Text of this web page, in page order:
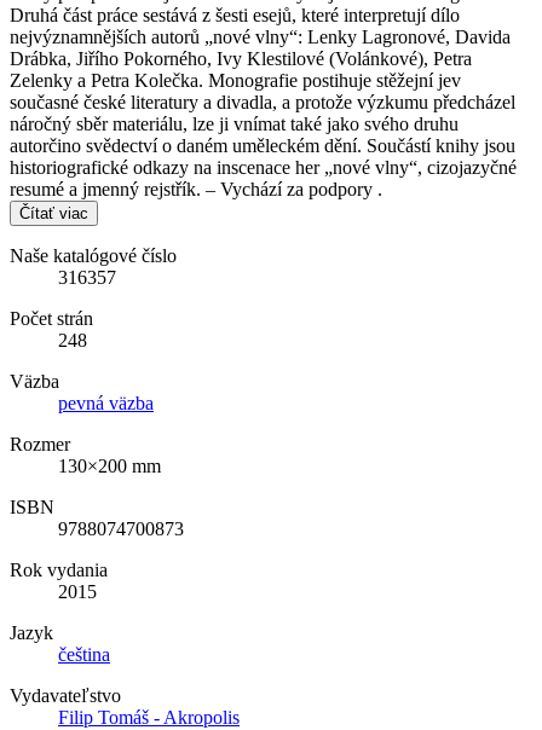
Druhá část práce sestává z šesti esejů, které interpretují dílo
nejvýznamnějších autorů „nové vlny“: Lenky Lagronové, Davida
Drábka, Jiřího Pokorného, Ivy Klestilové (Volánkové), Petra
Zelenky a Petra Kolečka. Monografie postihuje stěžejní jev
současné české literatury a divadla, a protože výzkumu předcházel
náročný sběr materiálu, lze ji vnímat také jako svého druhu
autorčino svědectví o daném uměleckém dění. Součástí knihy jsou
historiografické odkazy na inscenace her „nové vlny“, cizojazyčné
resumé a jmenný rejstřík. – Vychází za podpory .
Čítať viac
Naše katalógové číslo
316357
Počet strán
248
Väzba
pevná väzba
Rozmer
130×200 mm
ISBN
9788074700873
Rok vydania
2015
Jazyk
čeština
Vydavateľstvo
Filip Tomáš - Akropolis